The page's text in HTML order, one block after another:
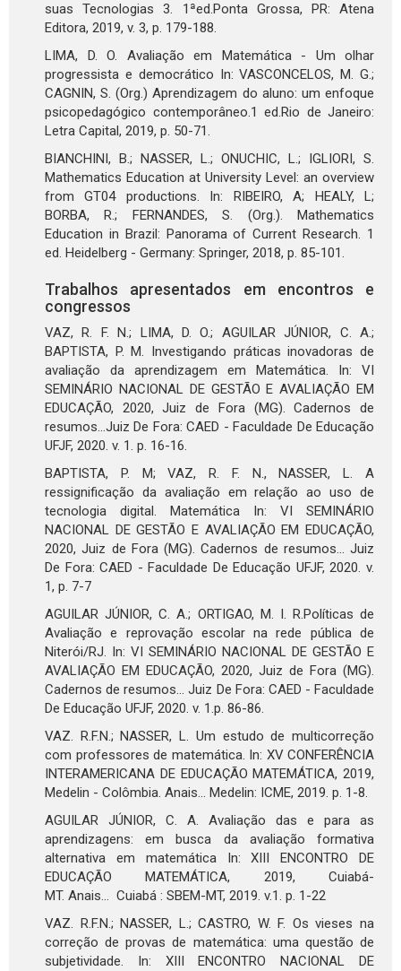
suas Tecnologias 3. 1ªed.Ponta Grossa, PR: Atena
Editora, 2019, v. 3, p. 179-188.
LIMA, D. O. Avaliação em Matemática - Um olhar
progressista e democrático In: VASCONCELOS, M. G.;
CAGNIN, S. (Org.) Aprendizagem do aluno: um enfoque
psicopedagógico contemporâneo.1 ed.Rio de Janeiro:
Letra Capital, 2019, p. 50-71.
BIANCHINI, B.; NASSER, L.; ONUCHIC, L.; IGLIORI, S.
Mathematics Education at University Level: an overview
from GT04 productions. In: RIBEIRO, A; HEALY, L;
BORBA, R.; FERNANDES, S. (Org.). Mathematics
Education in Brazil: Panorama of Current Research. 1
ed. Heidelberg - Germany: Springer, 2018, p. 85-101.
Trabalhos apresentados em encontros e
congressos
VAZ, R. F. N.; LIMA, D. O.; AGUILAR JÚNIOR, C. A.;
BAPTISTA, P. M. Investigando práticas inovadoras de
avaliação da aprendizagem em Matemática. In: VI
SEMINÁRIO NACIONAL DE GESTÃO E AVALIAÇÃO EM
EDUCAÇÃO, 2020, Juiz de Fora (MG). Cadernos de
resumos...Juiz De Fora: CAED - Faculdade De Educação
UFJF, 2020. v. 1. p. 16-16.
BAPTISTA, P. M; VAZ, R. F. N., NASSER, L. A
ressignificação da avaliação em relação ao uso de
tecnologia digital. Matemática In: VI SEMINÁRIO
NACIONAL DE GESTÃO E AVALIAÇÃO EM EDUCAÇÃO,
2020, Juiz de Fora (MG). Cadernos de resumos... Juiz
De Fora: CAED - Faculdade De Educação UFJF, 2020. v.
1, p. 7-7
AGUILAR JÚNIOR, C. A.; ORTIGAO, M. I. R.Políticas de
Avaliação e reprovação escolar na rede pública de
Niterói/RJ. In: VI SEMINÁRIO NACIONAL DE GESTÃO E
AVALIAÇÃO EM EDUCAÇÃO, 2020, Juiz de Fora (MG).
Cadernos de resumos... Juiz De Fora: CAED - Faculdade
De Educação UFJF, 2020. v. 1.p. 86-86.
VAZ. R.F.N.; NASSER, L. Um estudo de multicorreção
com professores de matemática. In: XV CONFERÊNCIA
INTERAMERICANA DE EDUCAÇÃO MATEMÁTICA, 2019,
Medelin - Colômbia. Anais... Medelin: ICME, 2019. p. 1-8.
AGUILAR JÚNIOR, C. A. Avaliação das e para as
aprendizagens: em busca da avaliação formativa
alternativa em matemática In: XIII ENCONTRO DE
EDUCAÇÃO MATEMÁTICA, 2019, Cuiabá-
MT. Anais... Cuiabá : SBEM-MT, 2019. v.1. p. 1-22
VAZ. R.F.N.; NASSER, L.; CASTRO, W. F. Os vieses na
correção de provas de matemática: uma questão de
subjetividade. In: XIII ENCONTRO NACIONAL DE